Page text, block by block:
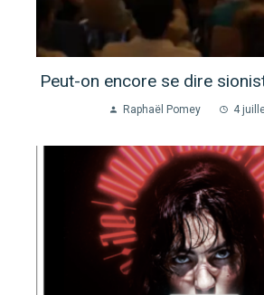
Peut-on encore se dire
Raphaël Pomey 4